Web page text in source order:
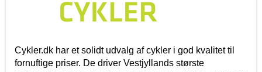
Cykler.dk har et solidt udvalg af cykler i god kvalitet til
fornuftige priser. De driver Vestjyllands største